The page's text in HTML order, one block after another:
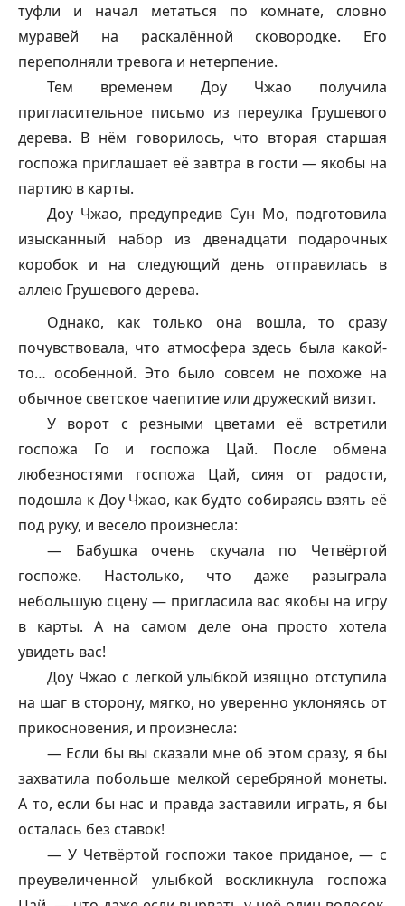
туфли и начал метаться по комнате, словно
муравей на раскалённой сковородке. Его
переполняли тревога и нетерпение.
Тем временем Доу Чжао получила
пригласительное письмо из переулка Грушевого
дерева. В нём говорилось, что вторая старшая
госпожа приглашает её завтра в гости — якобы на
партию в карты.
Доу Чжао, предупредив Сун Мо, подготовила
изысканный набор из двенадцати подарочных
коробок и на следующий день отправилась в
аллею Грушевого дерева.
Однако, как только она вошла, то сразу
почувствовала, что атмосфера здесь была какой-
то… особенной. Это было совсем не похоже на
обычное светское чаепитие или дружеский визит.
У ворот с резными цветами её встретили
госпожа Го и госпожа Цай. После обмена
любезностями госпожа Цай, сияя от радости,
подошла к Доу Чжао, как будто собираясь взять её
под руку, и весело произнесла:
— Бабушка очень скучала по Четвёртой
госпоже. Настолько, что даже разыграла
небольшую сцену — пригласила вас якобы на игру
в карты. А на самом деле она просто хотела
увидеть вас!
Доу Чжао с лёгкой улыбкой изящно отступила
на шаг в сторону, мягко, но уверенно уклоняясь от
прикосновения, и произнесла:
— Если бы вы сказали мне об этом сразу, я бы
захватила побольше мелкой серебряной монеты.
А то, если бы нас и правда заставили играть, я бы
осталась без ставок!
— У Четвёртой госпожи такое приданое, — с
преувеличенной улыбкой воскликнула госпожа